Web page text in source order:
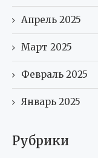
Апрель 2025
Март 2025
Февраль 2025
Январь 2025
Рубрики